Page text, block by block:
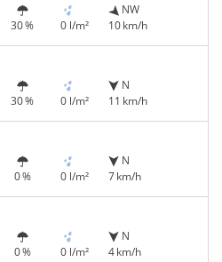
30 % 0 l/m²
NW
10 km/h
30 % 0 l/m²
N
11 km/h
0 % 0 l/m²
N
7 km/h
0 % 0 l/m²
N
4 km/h